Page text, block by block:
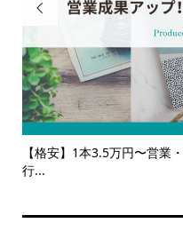

【サービス一覧】広報・企
ルサ...